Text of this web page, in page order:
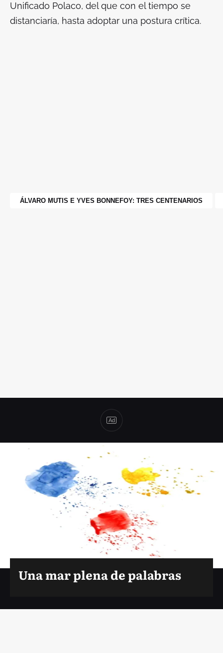
Unificado Polaco, del que con el tiempo se
distanciaría, hasta adoptar una postura crítica.
ÁLVARO MUTIS E YVES BONNEFOY: TRES CENTENARIOS